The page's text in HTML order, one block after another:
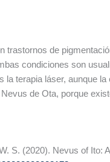
trastornos de
condiciones son
la terapia láser, aunque
de Ota, porque
S. (2020). Nevus of Ito: